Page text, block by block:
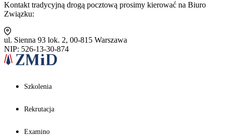
Kontakt tradycyjną drogą pocztową prosimy kierować na Biuro
Związku:
ul. Sienna 93 lok. 2, 00-815 Warszawa
NIP: 526-13-30-874
Szkolenia
Rekrutacja
Examino